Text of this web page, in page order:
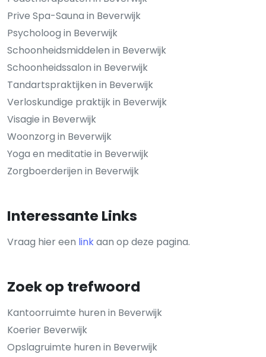
Prive Spa-Sauna in Beverwijk
Psycholoog in Beverwijk
Schoonheidsmiddelen in Beverwijk
Schoonheidssalon in Beverwijk
Tandartspraktijken in Beverwijk
Verloskundige praktijk in Beverwijk
Visagie in Beverwijk
Woonzorg in Beverwijk
Yoga en meditatie in Beverwijk
Zorgboerderijen in Beverwijk
Interessante Links
Vraag hier een linkaan op deze pagina.
Zoek op trefwoord
Kantoorruimte huren in Beverwijk
Koerier Beverwijk
Opslagruimte huren in Beverwijk